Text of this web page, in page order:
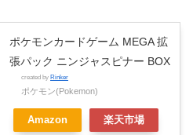
ポケモンカードゲーム MEGA 拡
張パック ニンジャスピナー BOX
created by Rinker
ポケモン(Pokemon)
Amazon 楽天市場